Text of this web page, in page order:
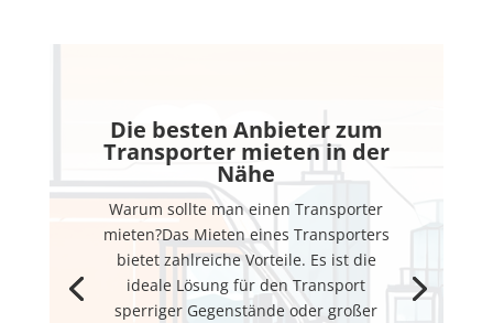
Die besten Anbieter zum
Transporter mieten in der
Nähe
Warum sollte man einen Transporter
mieten?Das Mieten eines Transporters
bietet zahlreiche Vorteile. Es ist die
ideale Lösung für den Transport
sperriger Gegenstände oder großer